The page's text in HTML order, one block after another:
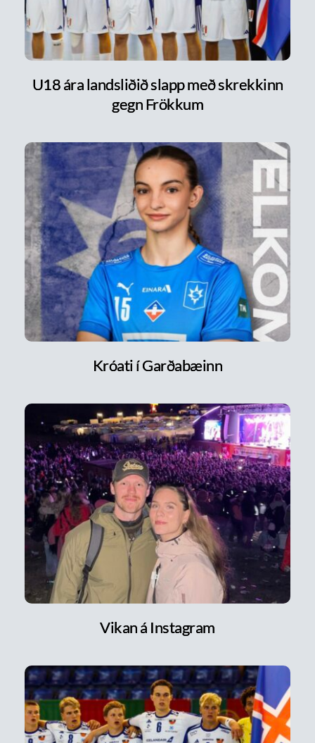
U18 ára landsliðið slapp með skrekkinn
gegn Frökkum
Króati í Garðabæinn
Vikan á Instagram